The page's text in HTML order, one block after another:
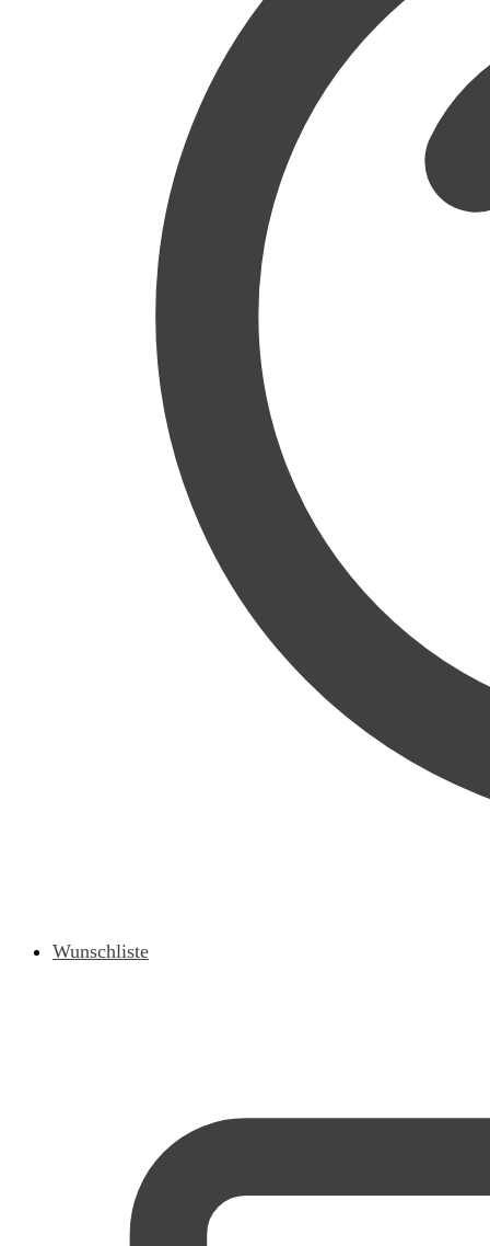
Wunschliste